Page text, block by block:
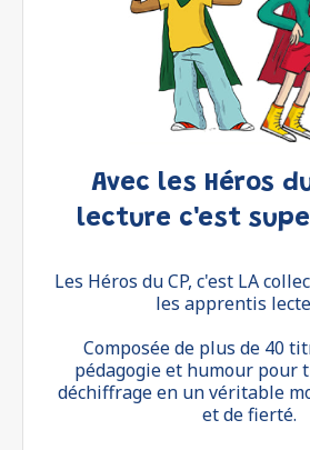
Avec les Héros
lecture c'est
Les Héros du CP, c'est LA
les apprentis
Composée de plus de 40
pédagogie et humour pour
déchiffrage en un véritable
et de fierté.